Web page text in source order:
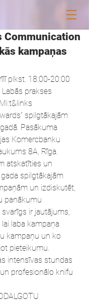
Communication
kampaņas
plkst. 18:00-20:00
prakses
spilgtākajām
Pasākuma
Komercbanku
8A, Rīga.
atskatīties un
spilgtākajām
un izdiskutēt,
panākumu
svarīgs ir jautājums,
laba kampaņa
kampaņu un ko
pieteikumu.
intensīvas stundas
profesionālo knifu